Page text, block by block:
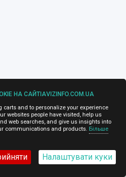
НА САЙТІAVIZINFO.COM.UA
carts and to personalize your experience
websites people have visited, help us
web searches, and give us insights into
communications and products. Більше
Налаштувати куки